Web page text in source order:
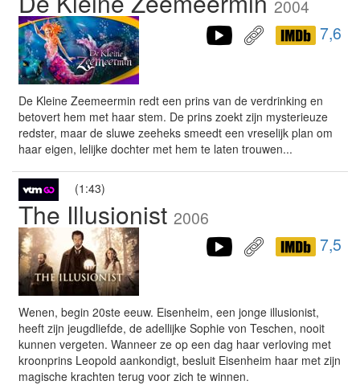
2004
7,6
De Kleine Zeemeermin redt een prins van de verdrinking en
betovert hem met haar stem. De prins zoekt zijn mysterieuze
redster, maar de sluwe zeeheks smeedt een vreselijk plan om
haar eigen, lelijke dochter met hem te laten trouwen...
(1:43)
The Illusionist 2006
7,5
Wenen, begin 20ste eeuw. Eisenheim, een jonge illusionist,
heeft zijn jeugdliefde, de adellijke Sophie von Teschen, nooit
kunnen vergeten. Wanneer ze op een dag haar verloving met
kroonprins Leopold aankondigt, besluit Eisenheim haar met zijn
magische krachten terug voor zich te winnen.